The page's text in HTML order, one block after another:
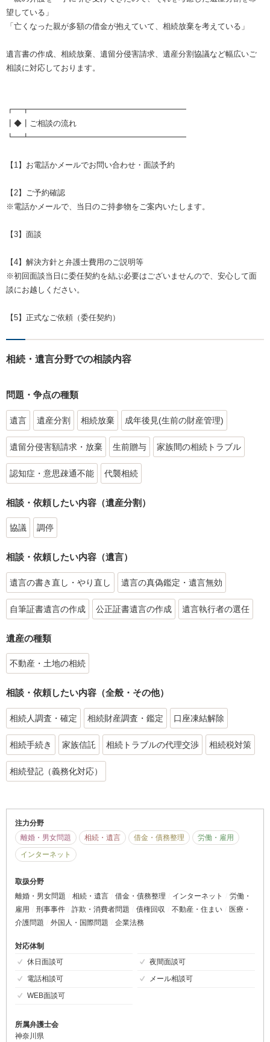
望している」
「亡くなった親が多額の借金が抱えていて、相続放棄を考えている」
遺言書の作成、相続放棄、遺留分侵害請求、遺産分割協議など幅広いご
相談に対応しております。
┏━┳━━━━━━━━━━━━━━━━━━━━
┃◆┃ご相談の流れ
┗━┻━━━━━━━━━━━━━━━━━━━━
【1】お電話かメールでお問い合わせ・面談予約
【2】ご予約確認
※電話かメールで、当日のご持参物をご案内いたします。
【3】面談
【4】解決方針と弁護士費用のご説明等
※初回面談当日に委任契約を結ぶ必要はございませんので、安心して面
談にお越しください。
【5】正式なご依頼（委任契約）
相続・遺言分野での相談内容
問題・争点の種類
遺言 遺産分割 相続放棄 成年後見(生前の財産管理)
遺留分侵害額請求・放棄 生前贈与 家族間の相続トラブル
認知症・意思疎通不能 代襲相続
相談・依頼したい内容（遺産分割）
協議 調停
相談・依頼したい内容（遺言）
遺言の書き直し・やり直し 遺言の真偽鑑定・遺言無効
自筆証書遺言の作成 公正証書遺言の作成 遺言執行者の選任
遺産の種類
不動産・土地の相続
相談・依頼したい内容（全般・その他）
相続人調査・確定 相続財産調査・鑑定 口座凍結解除
相続手続き 家族信託 相続トラブルの代理交渉 相続税対策
相続登記（義務化対応）
注力分野
離婚・男女問題
相続・遺言 借金・債務整理
労働・雇用
インターネット
取扱分野
離婚・男女問題
相続・遺言 借金・債務整理 インターネット
労働・
雇用
刑事事件 詐欺・消費者問題 債権回収 不動産・住まい
医療・
介護問題
外国人・国際問題 企業法務
対応体制
休日面談可
夜間面談可
電話相談可
メール相談可
WEB面談可
所属弁護士会
神奈川県